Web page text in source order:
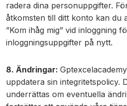
radera dina personuppgifter.
åtkomsten till ditt konto kan du
”Kom ihåg mig” vid inloggning
inloggningsuppgifter på nytt.
8. Ändringar:
uppdatera sin integritetspolicy.
underrättas om eventuella